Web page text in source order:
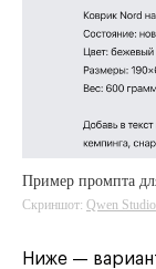
Пример промпта
Скриншот: Qwen Studio
Ниже —